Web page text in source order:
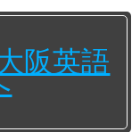
阪英語